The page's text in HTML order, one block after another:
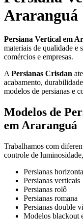
Araranguá
Persiana Vertical em
materiais de qualidade e
comércios e empresas.
A Persianas Crisdan
acabamento,
modelos de persianas e
Modelos de
em Araranguá
Trabalhamos com
controle de
Persianas
Persianas verticais
Persianas rolô
Persianas romana
Persianas double
Modelos blackout